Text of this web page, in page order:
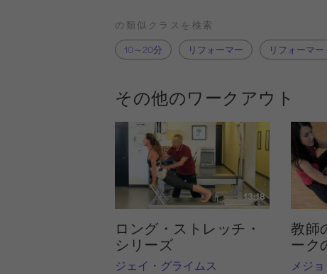
の類似クラスを検索
10～20分
リフォーマー リフォーマー
その他のワークアウト
13:18
ロング・ストレッチ・
シリーズ
ジェイ・グライムス
教師
ーク
メジ